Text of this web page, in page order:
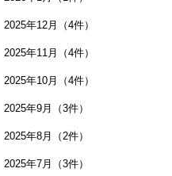
2025年12月（4件）
2025年11月（4件）
2025年10月（4件）
2025年9月（3件）
2025年8月（2件）
2025年7月（3件）